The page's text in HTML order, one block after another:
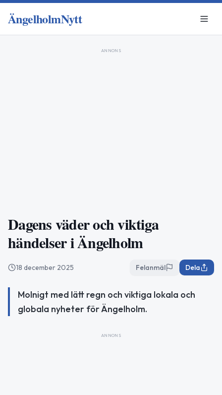
ÄngelholmNytt
ANNONS
Dagens väder och viktiga
händelser i Ängelholm
18 december 2025 Felanmäl Dela
Molnigt med lätt regn och viktiga lokala och
globala nyheter för Ängelholm.
ANNONS